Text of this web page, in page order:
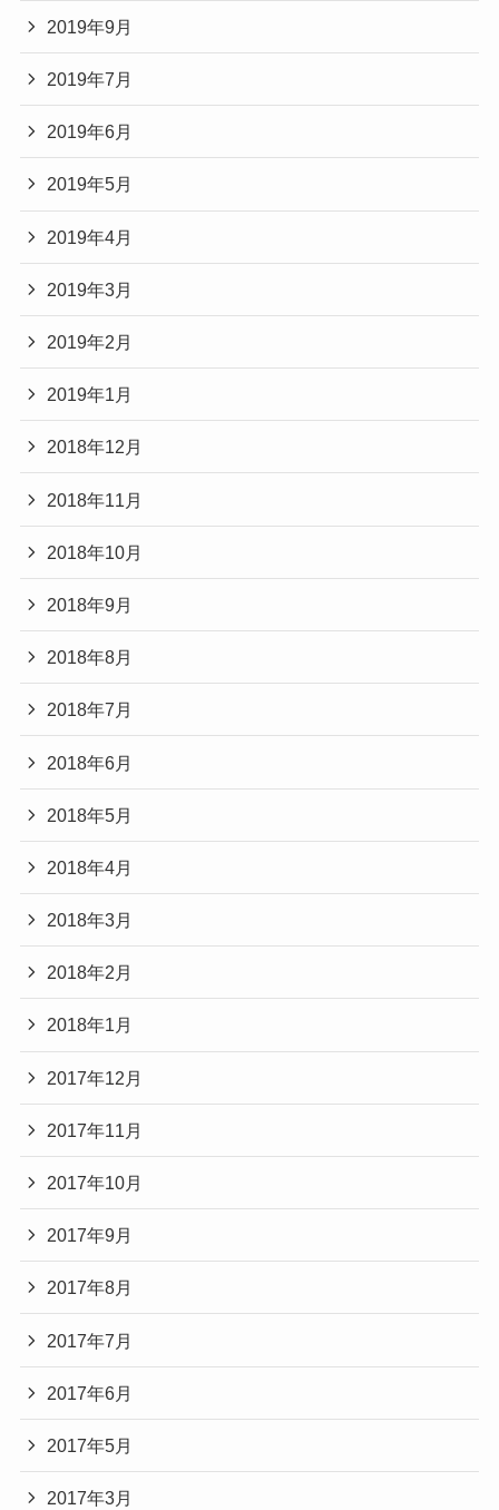
2019年9月
2019年7月
2019年6月
2019年5月
2019年4月
2019年3月
2019年2月
2019年1月
2018年12月
2018年11月
2018年10月
2018年9月
2018年8月
2018年7月
2018年6月
2018年5月
2018年4月
2018年3月
2018年2月
2018年1月
2017年12月
2017年11月
2017年10月
2017年9月
2017年8月
2017年7月
2017年6月
2017年5月
2017年3月